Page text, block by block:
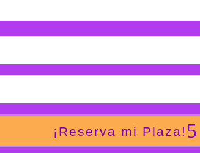
¡Reserva mi Plaza!